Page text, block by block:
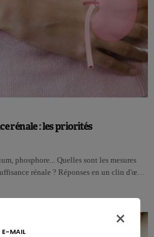
rénale : les priorités
phosphore... Quelles sont les mesures
rénale ? Réponses en un clin d'œ…
×
E-MAIL